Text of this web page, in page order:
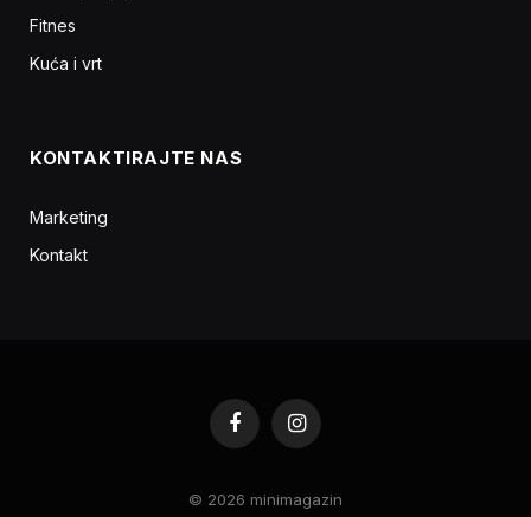
Fitnes
Kuća i vrt
KONTAKTIRAJTE NAS
Marketing
Kontakt
FacebookInstagram
© 2026 minimagazin